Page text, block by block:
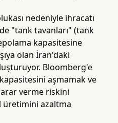
nedeniyle ihracatı
"tank tavanları" (tank
kapasitesine
olan İran'daki
Bloomberg'e
aşmamak ve
verme riskini
azaltma